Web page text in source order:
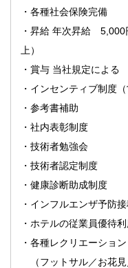
・各種社会保険完備
・昇給 年次昇給
上）
・賞与 当社規定による
・インセンティブ制度（
・参考書補助
・社内表彰制度
・技術者勉強会
・技術者認定制度
・健康診断助成制度
・インフルエンザ予防
・ホテルの従業員優待
・各種レクリエーション
（フットサル／お花見